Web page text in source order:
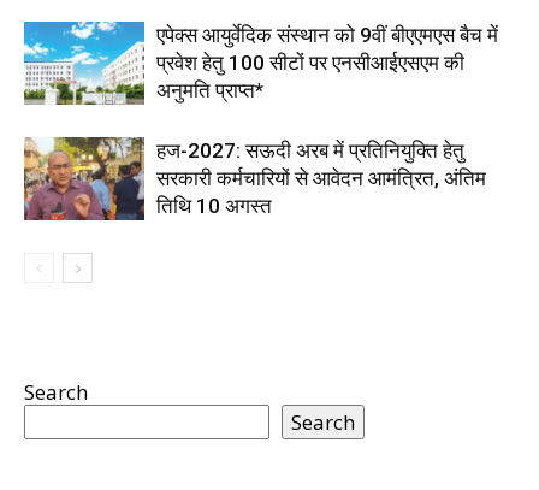
एपेक्स आयुर्वेदिक संस्थान को 9वीं बीएएमएस बैच में
प्रवेश हेतु 100 सीटों पर एनसीआईएसएम की
अनुमति प्राप्त*
हज-2027: सऊदी अरब में प्रतिनियुक्ति हेतु
सरकारी कर्मचारियों से आवेदन आमंत्रित, अंतिम
तिथि 10 अगस्त
Search
Search